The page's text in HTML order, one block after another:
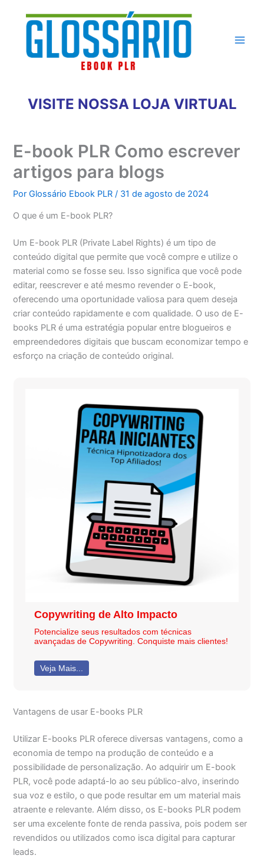
conteúdo
VISITE NOSSA LOJA VIRTUAL
E-book PLR Como escrever
artigos para blogs
PorGlossário Ebook PLR/ 31 de agosto de 2024
O que é um E-book PLR?
Um E-book PLR (Private Label Rights) é um tipo de
conteúdo digital que permite que você compre e utilize o
material como se fosse seu. Isso significa que você pode
editar, reescrever e até mesmo revender o E-book,
oferecendo uma oportunidade valiosa para quem deseja
criar conteúdo rapidamente e com qualidade. O uso de E-
books PLR é uma estratégia popular entre blogueiros e
empreendedores digitais que buscam economizar tempo e
esforço na criação de conteúdo original.
Copywriting de Alto Impacto
Potencialize seus resultados com técnicas
avançadas de Copywriting. Conquiste mais clientes!
Veja Mais...
Vantagens de usar E-books PLR
Utilizar E-books PLR oferece diversas vantagens, como a
economia de tempo na produção de conteúdo e a
possibilidade de personalização. Ao adquirir um E-book
PLR, você pode adaptá-lo ao seu público-alvo, inserindo
sua voz e estilo, o que pode resultar em um material mais
atraente e relevante. Além disso, os E-books PLR podem
ser uma excelente fonte de renda passiva, pois podem ser
revendidos ou utilizados como isca digital para capturar
leads.